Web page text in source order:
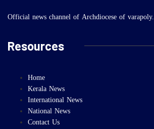
Official news channel of Archdiocese of varapoly.
Resources
Home
Kerala News
International News
National News
Contact Us